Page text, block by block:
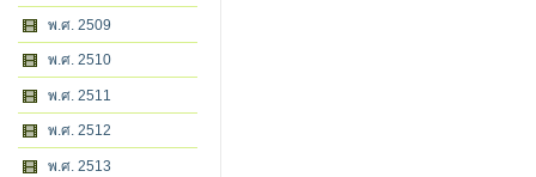
พ.ศ. 2509
พ.ศ. 2510
พ.ศ. 2511
พ.ศ. 2512
พ.ศ. 2513